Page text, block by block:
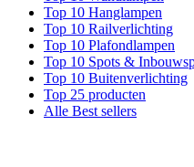
Top 10 Hanglampen
Top 10 Railverlichting
Top 10 Plafondlampen
Top 10 Spots &
Top 10 Buitenverlichting
Top 25 producten
Alle Best sellers